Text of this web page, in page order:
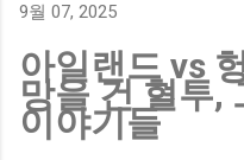
Birmingham City LIVE
Match : 경기 당일 실시간 스
팬들의 높은 관심도를 반영
City boss says his side
9월 07, 2025
아일랜드 vs
망을 건 혈투,
이야기들